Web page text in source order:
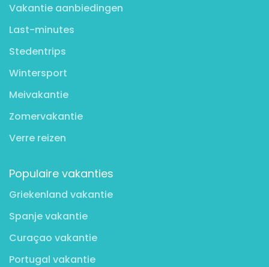
Vakantie aanbiedingen
Last-minutes
Stedentrips
Wintersport
Meivakantie
Zomervakantie
Verre reizen
Populaire vakanties
Griekenland vakantie
Spanje vakantie
Curaçao vakantie
Portugal vakantie